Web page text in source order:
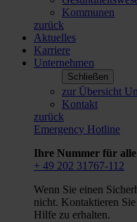
Kommunen
zurück
Aktuelles
Karriere
Unternehmen
Schließen
zur Übersicht
Kontakt
zurück
Emergency Hotline
Ihre Nummer für
+ 49 202 31767-112
Wenn Sie einen
nicht. Kontaktieren
Hilfe zu erhalten.